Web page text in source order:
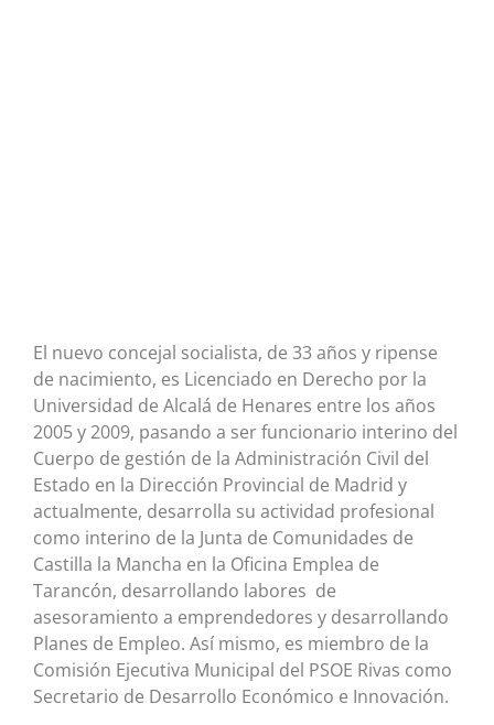
El nuevo concejal socialista, de 33 años y ripense
de nacimiento, es Licenciado en Derecho por la
Universidad de Alcalá de Henares entre los años
2005 y 2009, pasando a ser funcionario interino del
Cuerpo de gestión de la Administración Civil del
Estado en la Dirección Provincial de Madrid y
actualmente, desarrolla su actividad profesional
como interino de la Junta de Comunidades de
Castilla la Mancha en la Oficina Emplea de
Tarancón, desarrollando labores de
asesoramiento a emprendedores y desarrollando
Planes de Empleo. Así mismo, es miembro de la
Comisión Ejecutiva Municipal del PSOE Rivas como
Secretario de Desarrollo Económico e Innovación.